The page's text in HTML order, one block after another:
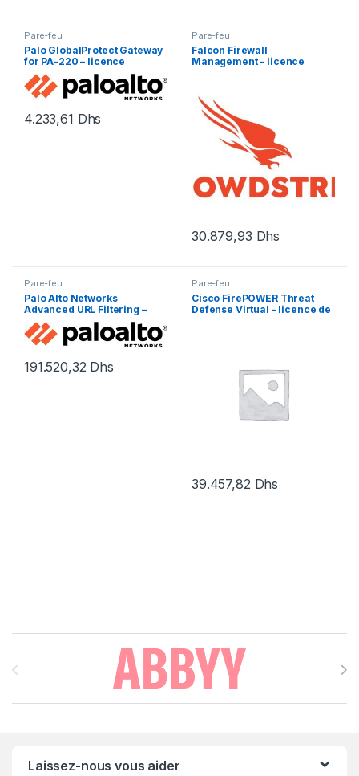
Pare-feu
Palo GlobalProtect Gateway
for PA-220 – licence
d’abonnement (1 an) – 1
licence
4.233,61 Dhs
Pare-feu
Falcon Firewall
Management – licence
30.879,93 Dhs
Pare-feu
Palo Alto Networks
Advanced URL Filtering –
renouvellement de la
licence d’abonnement (1 an)
– 1 périphérique
191.520,32 Dhs
Pare-feu
Cisco FirePOWER Threat
Defense Virtual – licence de
39.457,82 Dhs
Brands Carousel
Laissez-nous vous aider